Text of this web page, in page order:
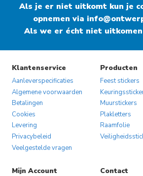
meerdere
variaties.
Deze
gekozen
worden
op
productpagina
Als je er niet uitkomt kun je
opnemen via
Als we er écht niet
Klantenservice
Aanleverspecificaties
Algemene voorwaarden
Betalingen
Cookies
Levering
Privacybeleid
Veelgestelde vragen
Producten
Feest stickers
Muurstickers
Plakletters
Raamfolie
Mijn Account Contact